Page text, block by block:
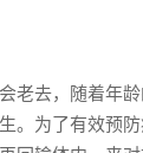
去，随着年龄
。为了有效预